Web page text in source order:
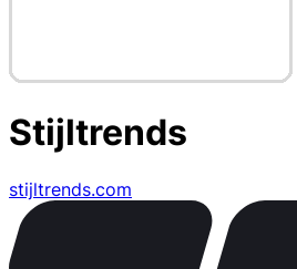
Stijltrends
stijltrends.com